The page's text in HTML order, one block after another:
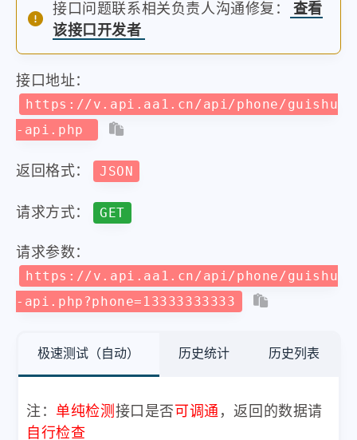
接口问题联系相关负责人沟通修复：
查看
该接口开发者
接口地址：
https://v.api.aa1.cn/api/phone/guishu
-api.php
返回格式： JSON
请求方式： GET
请求参数：
https://v.api.aa1.cn/api/phone/guishu
-api.php?phone=13333333333
极速测试（自动） 历史统计 历史列表
注： 单纯检测 接口是否 可调通 ，返回的数据请
自行检查